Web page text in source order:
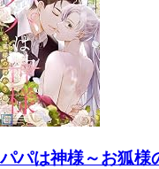
パパは神様～お狐様